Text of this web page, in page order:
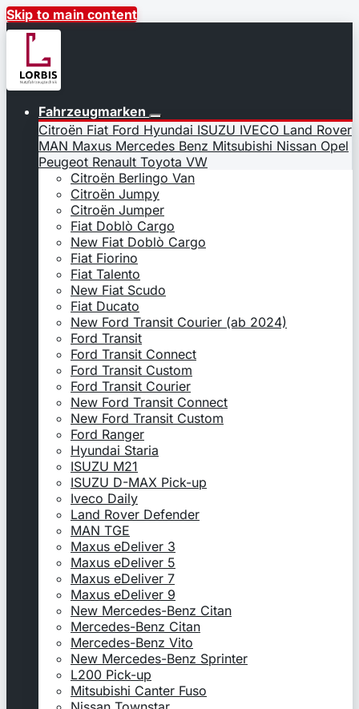
Skip to main content
Fahrzeugmarken
Citroën Fiat Ford Hyundai ISUZU IVECO Land Rover
MAN Maxus Mercedes Benz Mitsubishi Nissan Opel
Peugeot Renault Toyota VW
Citroën Berlingo Van
Citroën Jumpy
Citroën Jumper
Fiat Doblò Cargo
New Fiat Doblò Cargo
Fiat Fiorino
Fiat Talento
New Fiat Scudo
Fiat Ducato
New Ford Transit Courier (ab 2024)
Ford Transit
Ford Transit Connect
Ford Transit Custom
Ford Transit Courier
New Ford Transit Connect
New Ford Transit Custom
Ford Ranger
Hyundai Staria
ISUZU M21
ISUZU D-MAX Pick-up
Iveco Daily
Land Rover Defender
MAN TGE
Maxus eDeliver 3
Maxus eDeliver 5
Maxus eDeliver 7
Maxus eDeliver 9
New Mercedes-Benz Citan
Mercedes-Benz Citan
Mercedes-Benz Vito
New Mercedes-Benz Sprinter
L200 Pick-up
Mitsubishi Canter Fuso